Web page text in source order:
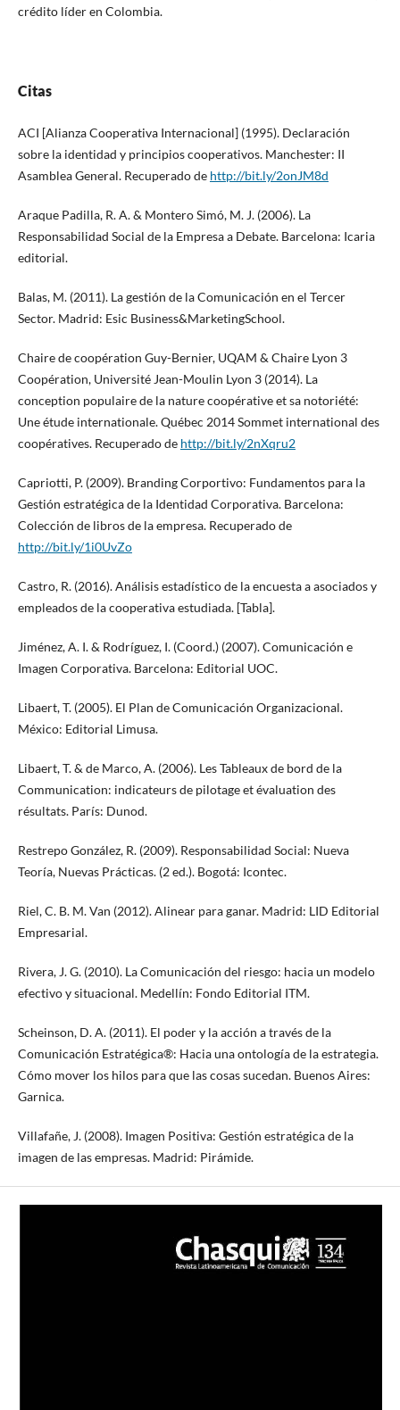
crédito líder en Colombia.
Citas
ACI [Alianza Cooperativa Internacional] (1995). Declaración
sobre la identidad y principios cooperativos. Manchester: II
Asamblea General. Recuperado de http://bit.ly/2onJM8d
Araque Padilla, R. A. & Montero Simó, M. J. (2006). La
Responsabilidad Social de la Empresa a Debate. Barcelona: Icaria
editorial.
Balas, M. (2011). La gestión de la Comunicación en el Tercer
Sector. Madrid: Esic Business&MarketingSchool.
Chaire de coopération Guy-Bernier, UQAM & Chaire Lyon 3
Coopération, Université Jean-Moulin Lyon 3 (2014). La
conception populaire de la nature coopérative et sa notoriété:
Une étude internationale. Québec 2014 Sommet international des
coopératives. Recuperado de http://bit.ly/2nXqru2
Capriotti, P. (2009). Branding Corportivo: Fundamentos para la
Gestión estratégica de la Identidad Corporativa. Barcelona:
Colección de libros de la empresa. Recuperado de
http://bit.ly/1i0UvZo
Castro, R. (2016). Análisis estadístico de la encuesta a asociados y
empleados de la cooperativa estudiada. [Tabla].
Jiménez, A. I. & Rodríguez, I. (Coord.) (2007). Comunicación e
Imagen Corporativa. Barcelona: Editorial UOC.
Libaert, T. (2005). El Plan de Comunicación Organizacional.
México: Editorial Limusa.
Libaert, T. & de Marco, A. (2006). Les Tableaux de bord de la
Communication: indicateurs de pilotage et évaluation des
résultats. París: Dunod.
Restrepo González, R. (2009). Responsabilidad Social: Nueva
Teoría, Nuevas Prácticas. (2 ed.). Bogotá: Icontec.
Riel, C. B. M. Van (2012). Alinear para ganar. Madrid: LID Editorial
Empresarial.
Rivera, J. G. (2010). La Comunicación del riesgo: hacia un modelo
efectivo y situacional. Medellín: Fondo Editorial ITM.
Scheinson, D. A. (2011). El poder y la acción a través de la
Comunicación Estratégica®: Hacia una ontología de la estrategia.
Cómo mover los hilos para que las cosas sucedan. Buenos Aires:
Garnica.
Villafañe, J. (2008). Imagen Positiva: Gestión estratégica de la
imagen de las empresas. Madrid: Pirámide.